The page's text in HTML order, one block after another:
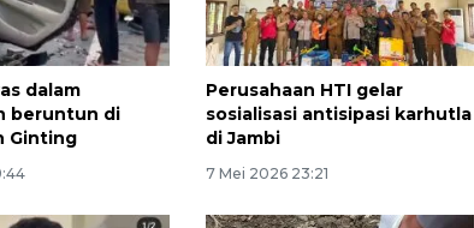
dalam
beruntun di
Ginting
Perusahaan HTI gelar
sosialisasi antisipasi karhutla
di Jambi
7 Mei 2026 23:21